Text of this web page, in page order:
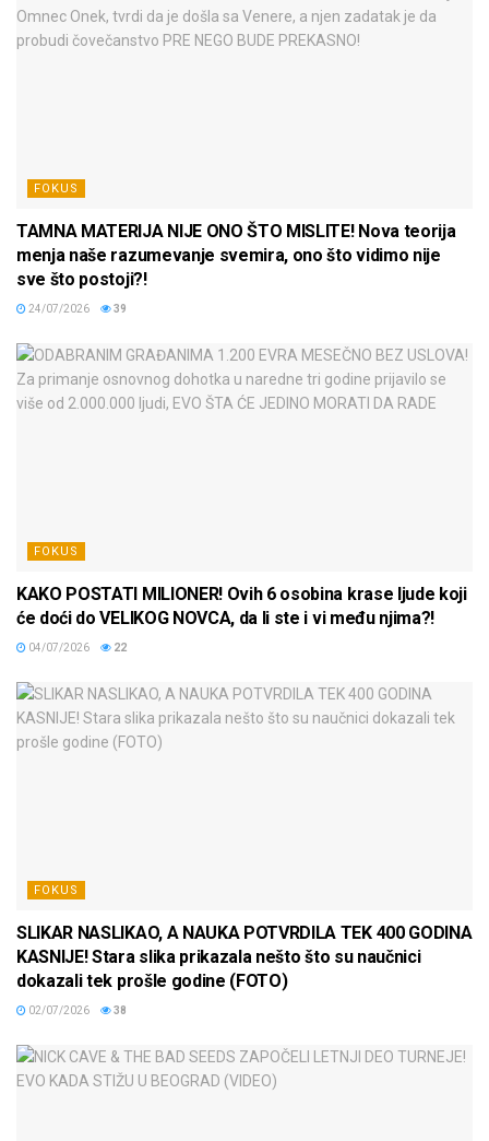
FOKUS
TAMNA MATERIJA NIJE ONO ŠTO MISLITE! Nova teorija
menja naše razumevanje svemira, ono što vidimo nije
sve što postoji?!
24/07/2026 39
FOKUS
KAKO POSTATI MILIONER! Ovih 6 osobina krase ljude koji
će doći do VELIKOG NOVCA, da li ste i vi među njima?!
04/07/2026 22
FOKUS
SLIKAR NASLIKAO, A NAUKA POTVRDILA TEK 400 GODINA
KASNIJE! Stara slika prikazala nešto što su naučnici
dokazali tek prošle godine (FOTO)
02/07/2026 38